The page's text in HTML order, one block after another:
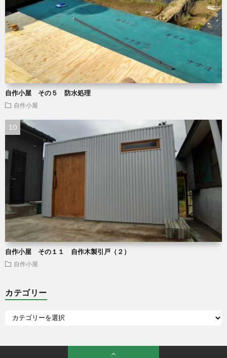
自作小屋 その５ 防水処理
自作小屋
自作小屋 その１１ 自作木製引戸（２）
自作小屋
カテゴリー